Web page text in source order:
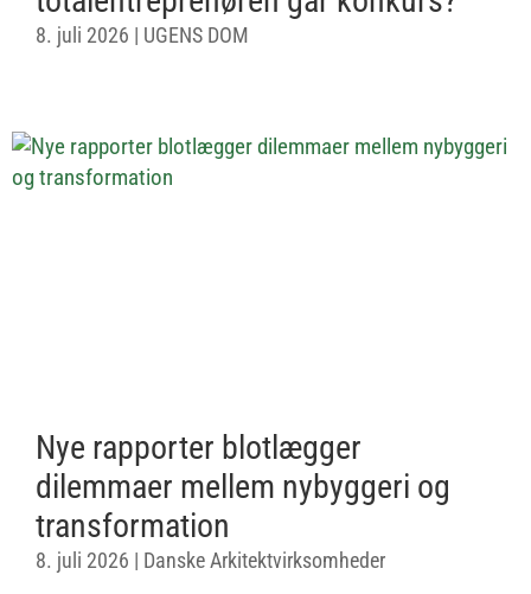
8. juli 2026 | UGENS DOM
Nye rapporter blotlægger
dilemmaer mellem nybyggeri og
transformation
8. juli 2026 | Danske Arkitektvirksomheder